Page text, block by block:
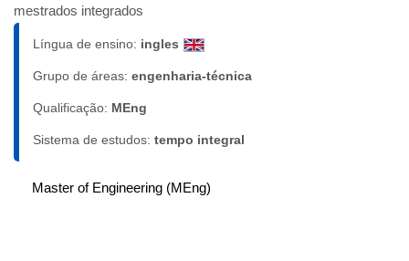
mestrados integrados
Língua de ensino: ingles
Grupo de áreas: engenharia-técnica
Qualificação: MEng
Sistema de estudos: tempo integral
Master of Engineering (MEng)